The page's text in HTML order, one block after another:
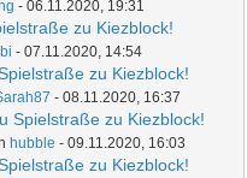
- 06.11.2020, 19:31
zu Kiezblock!
- 07.11.2020, 14:54
zu Kiezblock!
- 08.11.2020, 16:37
Spielstraße zu Kiezblock!
hubble - 09.11.2020, 16:03
zu Kiezblock!